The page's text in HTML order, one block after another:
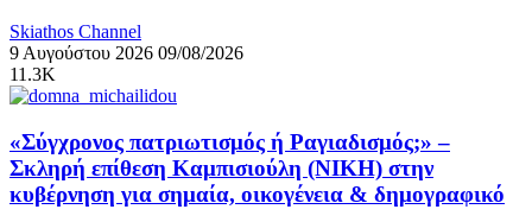
Skiathos Channel
9 Αυγούστου 2026 09/08/2026
11.3K
«Σύγχρονος πατριωτισμός ή Ραγιαδισμός;» –
Σκληρή επίθεση Καμπισιούλη (ΝΙΚΗ) στην
κυβέρνηση για σημαία, οικογένεια & δημογραφικό